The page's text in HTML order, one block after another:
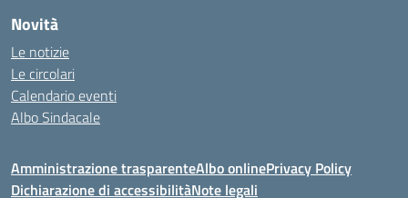
Novità
Le notizie
Le circolari
Calendario eventi
Albo Sindacale
Amministrazione trasparenteAlbo onlinePrivacy Policy
Dichiarazione di accessibilitàNote legali